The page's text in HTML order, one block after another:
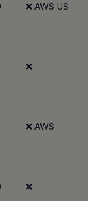
❌ AWS US
❌
❌ AWS
❌